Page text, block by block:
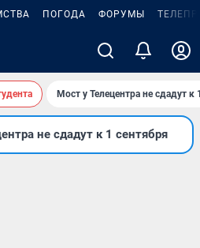
ПОГОДА ФОРУМЫ
Мост у Телецентра не сдадут к
не сдадут к 1 сентября